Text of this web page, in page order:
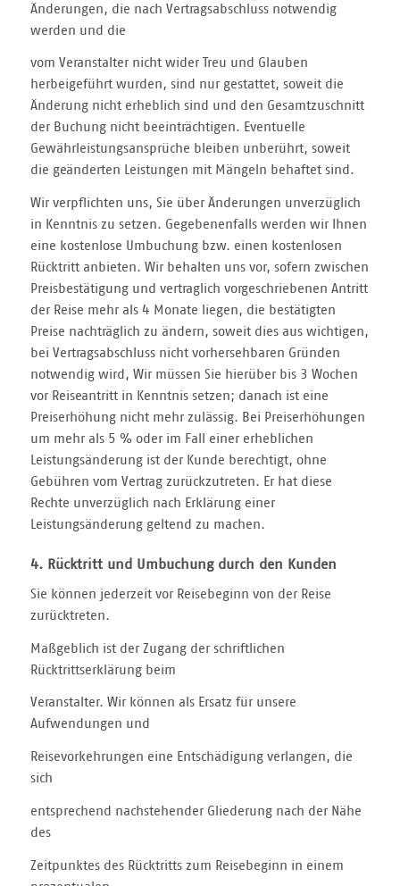
Änderungen, die nach Vertragsabschluss notwendig
werden und die
vom Veranstalter nicht wider Treu und Glauben
herbeigeführt wurden, sind nur gestattet, soweit die
Änderung nicht erheblich sind und den Gesamtzuschnitt
der Buchung nicht beeinträchtigen. Eventuelle
Gewährleistungsansprüche bleiben unberührt, soweit
die geänderten Leistungen mit Mängeln behaftet sind.
Wir verpflichten uns, Sie über Änderungen unverzüglich
in Kenntnis zu setzen. Gegebenenfalls werden wir Ihnen
eine kostenlose Umbuchung bzw. einen kostenlosen
Rücktritt anbieten. Wir behalten uns vor, sofern zwischen
Preisbestätigung und vertraglich vorgeschriebenen Antritt
der Reise mehr als 4 Monate liegen, die bestätigten
Preise nachträglich zu ändern, soweit dies aus wichtigen,
bei Vertragsabschluss nicht vorhersehbaren Gründen
notwendig wird, Wir müssen Sie hierüber bis 3 Wochen
vor Reiseantritt in Kenntnis setzen; danach ist eine
Preiserhöhung nicht mehr zulässig. Bei Preiserhöhungen
um mehr als 5 % oder im Fall einer erheblichen
Leistungsänderung ist der Kunde berechtigt, ohne
Gebühren vom Vertrag zurückzutreten. Er hat diese
Rechte unverzüglich nach Erklärung einer
Leistungsänderung geltend zu machen.
4. Rücktritt und Umbuchung durch den Kunden
Sie können jederzeit vor Reisebeginn von der Reise
zurücktreten.
Maßgeblich ist der Zugang der schriftlichen
Rücktrittserklärung beim
Veranstalter. Wir können als Ersatz für unsere
Aufwendungen und
Reisevorkehrungen eine Entschädigung verlangen, die
sich
entsprechend nachstehender Gliederung nach der Nähe
des
Zeitpunktes des Rücktritts zum Reisebeginn in einem